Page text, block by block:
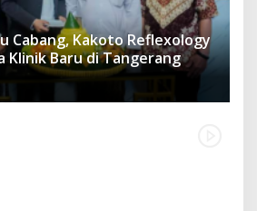
Cabang, Kakoto Reflexology
Klinik Baru di Tangerang